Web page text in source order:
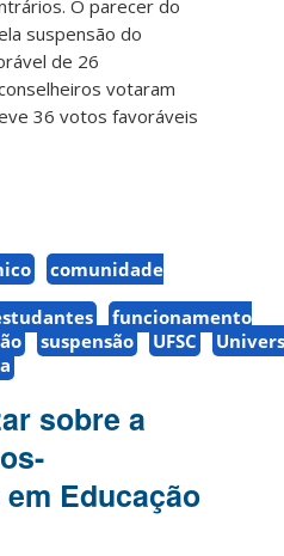
O parecer do
suspensão do
de 26
votaram
36 votos favoráveis
comunidade
funcionamento
suspensão UFSC
sobre a
Educação